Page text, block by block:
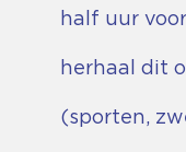
half uur
herhaal dit
(sporten,